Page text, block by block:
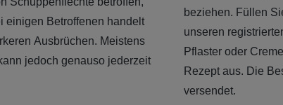
einigen Betroffenen handelt
Ausbrüchen. Meistens
jedoch genauso jederzeit
beziehen. Füllen
unseren
Pflaster oder
Rezept aus. Die
versendet.